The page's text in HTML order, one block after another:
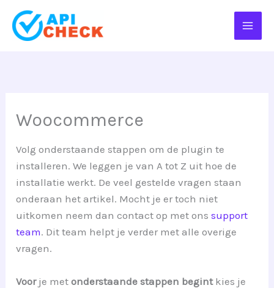
naar
Woocommerce
Volg onderstaande stappen om de plugin te
installeren. We leggen je van A tot Z uit hoe de
installatie werkt. De veel gestelde vragen staan
onderaan het artikel. Mocht je er toch niet
uitkomen neem dan contact op met onssupport
team. Dit team helpt je verder met alle overige
vragen.
Voor je metonderstaande stappen begintkies je